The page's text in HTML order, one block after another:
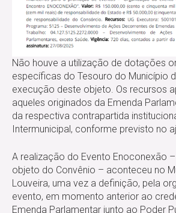
Não houve a utilização de dotações
específicas do Tesouro do Município
execução deste objeto. Os recursos
aqueles originados da Emenda
da respectiva contrapartida
Intermunicipal, conforme previsto no
A realização do Evento Enoconexão
objeto do Convênio – aconteceu no
Louveira, uma vez a definição, pela
evento, em momento anterior ao
Emenda Parlamentar junto ao Poder